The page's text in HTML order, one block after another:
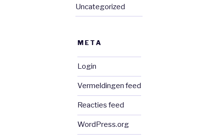
Uncategorized
META
Login
Vermeldingen feed
Reacties feed
WordPress.org